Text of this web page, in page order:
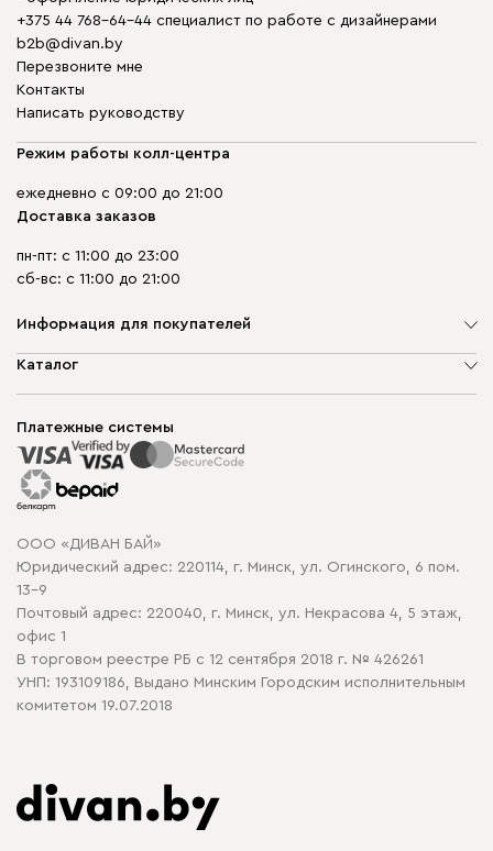
+375 44 768-64-44 специалист по работе с дизайнерами
b2b@divan.by
Перезвоните мне
Контакты
Написать руководству
Режим работы колл-центра
ежедневно с 09:00 до 21:00
Доставка заказов
пн-пт: с 11:00 до 23:00
сб-вс: с 11:00 до 21:00
Информация для покупателей
О компании
Способы оплаты
Рассрочка и кредит
Гарантия
Карта сайта
Политика конфиденциальности
Политика в отношении обработки cookie
Каталог
Корпусная мебель
Распродажа мебели
Платежные системы
ООО «ДИВАН БАЙ»
Юридический адрес: 220114, г. Минск, ул. Огинского, 6 пом.
13-9
Почтовый адрес: 220040, г. Минск, ул. Некрасова 4, 5 этаж,
офис 1
В торговом реестре РБ с 12 сентября 2018 г. № 426261
УНП: 193109186, Выдано Минским Городским исполнительным
комитетом 19.07.2018